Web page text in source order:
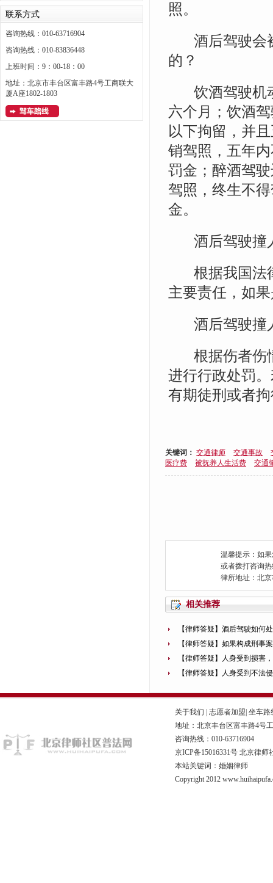
照。
酒后驾驶会
的？
饮酒驾驶机动
六个月；饮酒
以下拘留，并
销驾照，五年
罚金；醉酒驾
驾照，终生不
金。
酒后驾驶撞
根据我国法律
主要责任，如
酒后驾驶撞
根据伤者伤
进行行政处罚
有期徒刑或者
关键词： 交通律师 交通事故
医疗费
被抚养人生活费 交通
温馨提示：如
或者拨打咨询热
律所地址：北
相关推荐
【律师答疑】酒后驾驶如何
【律师答疑】如果构成刑事
【律师答疑】人身受到损害
【律师答疑】人身受到不法
联系方式
咨询热线：010-63716904
咨询热线：010-83836448
上班时间：9：00-18：00
地址：北京市丰台区富丰路4号工商联大
厦A座1802-1803
关于我们 志愿者加盟 坐车路
地址：北京丰台区富丰路4号
咨询热线：010-63716904
京ICP备15016331号 北京律师
本站关键词：婚姻律师
Copyright 2012